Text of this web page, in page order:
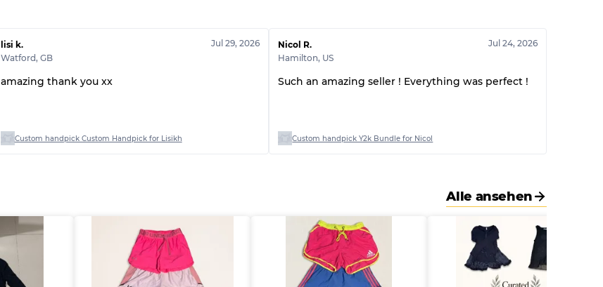
lisi k.
Watford, GB
Jul 29, 2026
amazing thank you xx
Custom handpick Custom Handpick for Lisikh
Nicol R.
Hamilton, US
Jul 24, 2026
Such an amazing seller ! Everything was perfect !
Custom handpick Y2k Bundle for Nicol
Alle ansehen